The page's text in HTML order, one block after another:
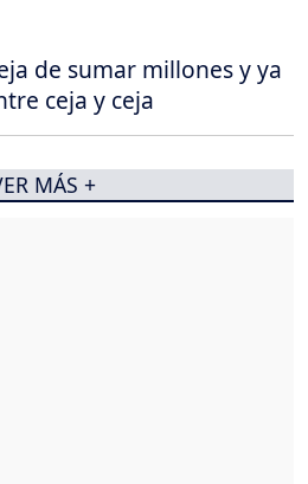
de sumar millones y ya
ceja y ceja
MÁS +